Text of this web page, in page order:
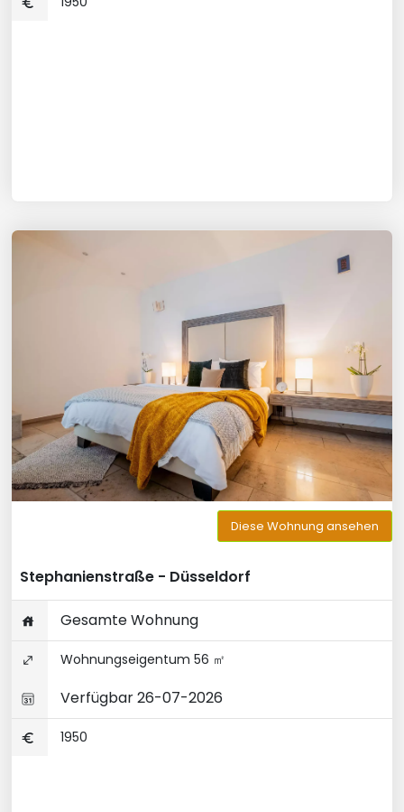
Diese Wohnung ansehen
Stephanienstraße - Düsseldorf
Gesamte Wohnung
Wohnungseigentum 56 ㎡
Verfügbar 26-07-2026
1950